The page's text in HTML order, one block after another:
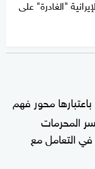
"الغادرة" على
باعتبارها محور فهم
المحرمات
سابقين في التعامل مع